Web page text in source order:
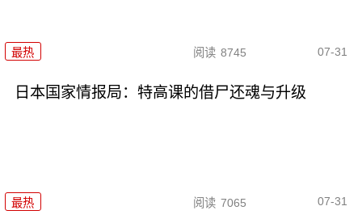
最热 阅读 8745 07-31
日本国家情报局：特高课的借尸还魂与升级
最热 阅读 7065 07-31